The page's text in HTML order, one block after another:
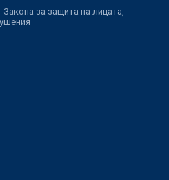
за защита на лицата,